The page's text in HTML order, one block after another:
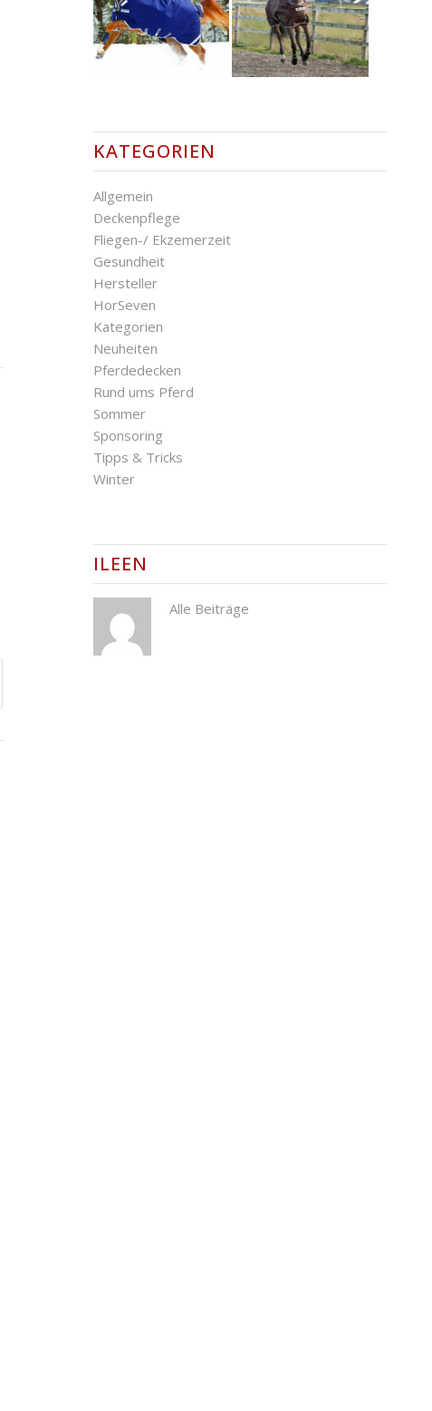
KATEGORIEN
Allgemein
Deckenpflege
Fliegen-/ Ekzemerzeit
Gesundheit
Hersteller
HorSeven
Kategorien
Neuheiten
Pferdedecken
Rund ums Pferd
Sommer
Sponsoring
Tipps & Tricks
Winter
ILEEN
Alle Beiträge